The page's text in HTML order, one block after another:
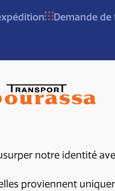
Demande de
À propos Services
de
notre identité
proviennent